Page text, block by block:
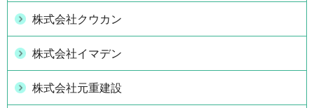
株式会社クウカン
株式会社イマデン
株式会社元重建設